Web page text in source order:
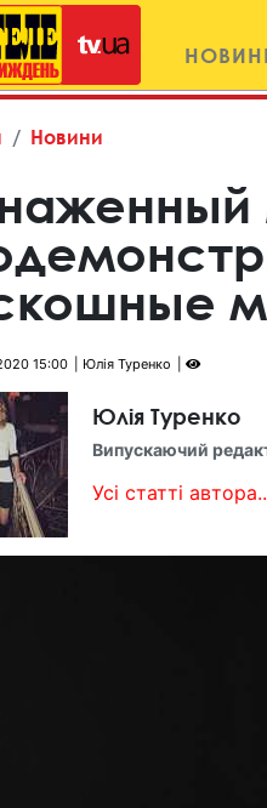
Новини
15:00 Юлія Туренко
Юлія Туренко
Випускаючий
Усі статті